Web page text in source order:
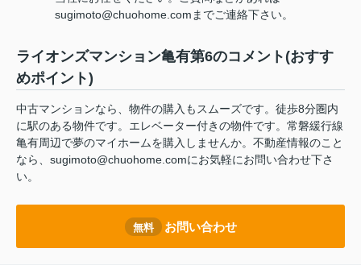
sugimoto@chuohome.comまでご連絡下さい。
ライオンズマンション亀有第6のコメント(おすす
めポイント)
中古マンションなら、物件の購入もスムーズです。徒歩8分圏内
に駅のある物件です。エレベーター付きの物件です。常磐緩行線
亀有周辺で夢のマイホームを購入しませんか。不動産情報のこと
なら、sugimoto@chuohome.comにお気軽にお問い合わせ下さ
い。
無料 お問い合わせ